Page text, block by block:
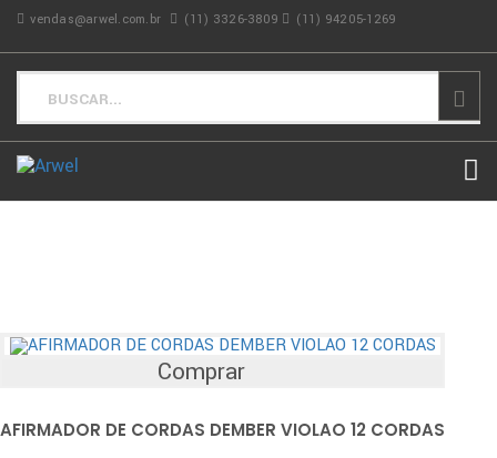
vendas@arwel.com.br (11) 3326-3809 (11) 94205-1269
Comprar
AFIRMADOR DE CORDAS DEMBER VIOLAO 12 CORDAS